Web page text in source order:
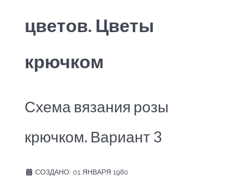
цветов. Цветы
крючком
Схема вязания розы
крючком. Вариант 3
СОЗДАНО: 01 ЯНВАРЯ 1980